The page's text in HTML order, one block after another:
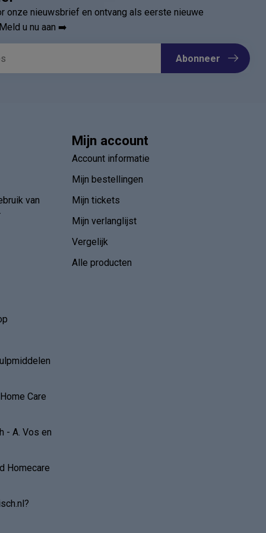
van
Care
A. Vos en
Mijn account
Account informatie
Mijn bestellingen
Mijn tickets